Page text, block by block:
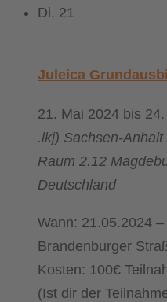
Di. 21
Juleica
21. Mai 2024 bis
.lkj) Sachsen-
Raum 2.12
Deutschland
Wann: 21.05.2024
Brandenburger
Kosten: 100€
(Ist dir der